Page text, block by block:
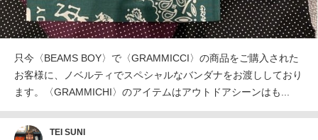
只今〈BEAMS BOY〉で〈GRAMMICCI〉の商品をご購入された
お客様に、ノベルティでスペシャルなバンダナをお渡ししており
ます。〈GRAMMICHI〉のアイテムはアウトドアシーンはも...
TEI SUNI